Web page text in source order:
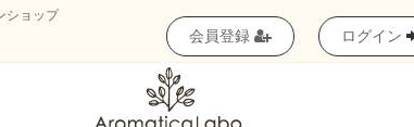
ショップ
会員登録 ログイン